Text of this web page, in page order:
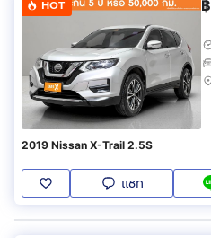
HOT ฿
2019 Nissan X-Trail 2.5S
แชท